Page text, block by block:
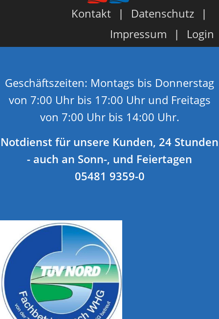
Kontakt
Datenschutz
Impressum
Login
Geschäftszeiten: Montags bis Donnerstag
von 7:00 Uhr bis 17:00 Uhr und Freitags
von 7:00 Uhr bis 14:00 Uhr.
Notdienst für unsere Kunden, 24 Stunden
- auch an Sonn-, und Feiertagen
05481 9359-0